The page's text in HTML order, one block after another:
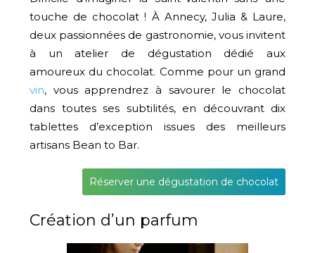
touche de chocolat ! À Annecy, Julia & Laure,
deux passionnées de gastronomie, vous invitent
à un atelier de dégustation dédié aux
amoureux du chocolat. Comme pour un grand
vin, vous apprendrez à savourer le chocolat
dans toutes ses subtilités, en découvrant dix
tablettes d’exception issues des meilleurs
artisans Bean to Bar.
Réserver une dégustation de chocolat
Création d’un parfum